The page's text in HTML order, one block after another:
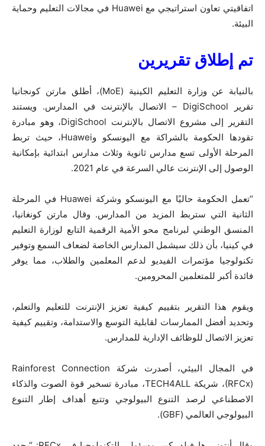
اتفاقيتي تعاون استراتيجي مع Huawei في مجالات التعليم وحماية
البيئة.
تم إطلاق تقريرين
بالنيابة عن وزارة التعليم الكينية ((MoE، أطلق مارتن كونجانيا
تقرير DigiSchool – الاتصال بالإنترنت في المدارس.
ويستند
التقرير إلى مشروع الاتصال بالإنترنت DigiSchool، وهو مبادرة
تقودها الحكومة بالشراكة مع اليونسكو وHuawei، حيث تربط
المرحلة الأولى تسع مدارس ثانوية وثلاث مدارس ابتدائية بإمكانية
الوصول إلى الإنترنت عالي السرعة في عام 2021.
“تعمل الحكومة حاليًا مع اليونسكو وشركة Huawei في المرحلة
الثانية التي ستربط المزيد من المدارس. وقال مارتن كونغانيا،
المنسق الوطني لبرنامج محو الأمية الرقمية التابع لوزارة التعليم
في كينيا، بأن ذلك سيشمل المدارس الخاصة لضعاف السمع وتوفير
تكنولوجيا مؤتمرات الفيديو لدعم المعلمين والطلاب، مما يوفر
فائدة أكبر للمتعلمين المحرومين.
ويقوم هذا التقرير بتقييم كيفية تعزيز الإنترنت للتعليم والتعلم،
وتحديد أفضل الممارسات لقابلية التوسع والاستدامة، وتقييم كيفية
تعزيز الاتصال للوظائف الإدارية للمدارس.
في المجال البيئي، أصدرت شركة Rainforest Connection
(RFCx)، شريكة TECH4ALL، مبادرة تسخير قوة الصوت والذكاء
الاصطناعي لرصد التنوع البيولوجي وتتبع أهداف إطار التنوع
البيولوجي العالمي (GBF
).